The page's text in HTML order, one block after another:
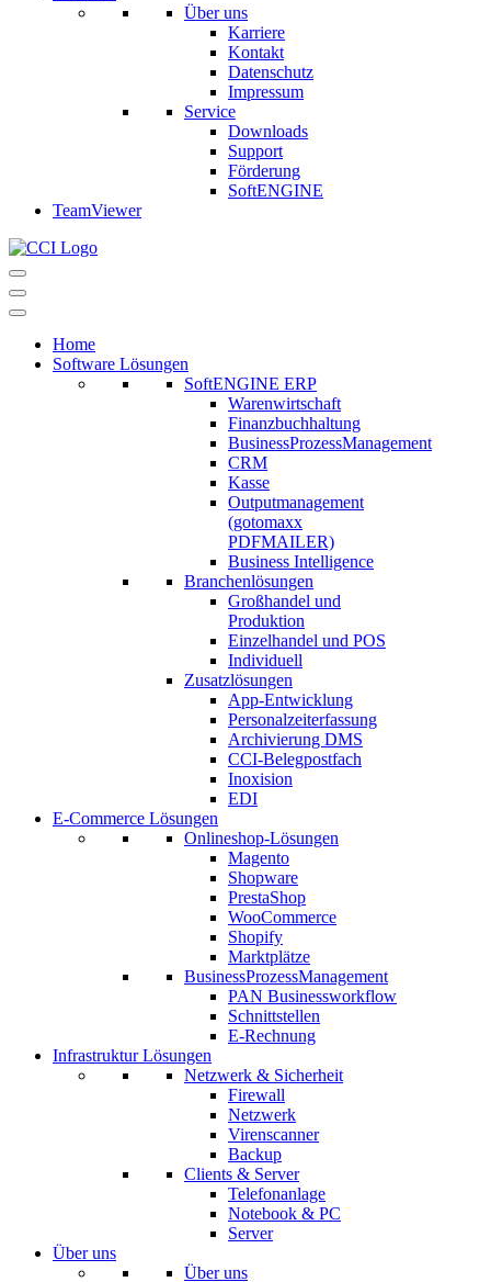
Über uns
Karriere
Kontakt
Datenschutz
Impressum
Service
Downloads
Support
Förderung
SoftENGINE
TeamViewer
Navigationsmenü
Navigationsmenü
Home
Software Lösungen
SoftENGINE ERP
Warenwirtschaft
Finanzbuchhaltung
BusinessProzessManagement
CRM
Kasse
Outputmanagement
(gotomaxx
PDFMAILER)
Business Intelligence
Branchenlösungen
Großhandel und
Produktion
Einzelhandel und POS
Individuell
Zusatzlösungen
App-Entwicklung
Personalzeiterfassung
Archivierung DMS
CCI-Belegpostfach
Inoxision
EDI
E-Commerce Lösungen
Onlineshop-Lösungen
Magento
Shopware
PrestaShop
WooCommerce
Shopify
Marktplätze
BusinessProzessManagement
PAN Businessworkflow
Schnittstellen
E-Rechnung
Infrastruktur Lösungen
Netzwerk & Sicherheit
Firewall
Netzwerk
Virenscanner
Backup
Clients & Server
Telefonanlage
Notebook & PC
Server
Über uns
Über uns